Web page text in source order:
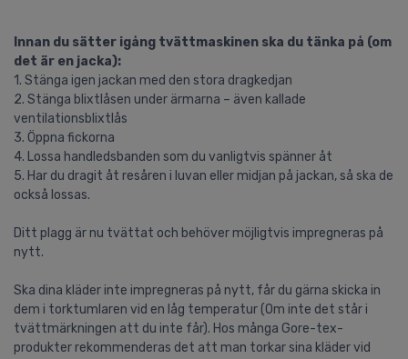
Innan du sätter igång tvättmaskinen ska du tänka på (om
det är en jacka):
1. Stänga igen jackan med den stora dragkedjan
2. Stänga blixtlåsen under ärmarna – även kallade
ventilationsblixtlås
3. Öppna fickorna
4. Lossa handledsbanden som du vanligtvis spänner åt
5. Har du dragit åt resåren i luvan eller midjan på jackan, så ska de
också lossas.
Ditt plagg är nu tvättat och behöver möjligtvis impregneras på
nytt.
Ska dina kläder inte impregneras på nytt, får du gärna skicka in
dem i torktumlaren vid en låg temperatur (Om inte det står i
tvättmärkningen att du inte får). Hos många Gore-tex-
produkter rekommenderas det att man torkar sina kläder vid